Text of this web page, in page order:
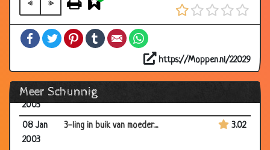
« »
FacebookTwitterPinterestTumblrEmail
https://Moppen.nl/22029
Meer Schunnig
2003
2003
3.87
09 Jan
2003
No ...
08 Jan
2003
3-ling in buik van moeder.... 3.02